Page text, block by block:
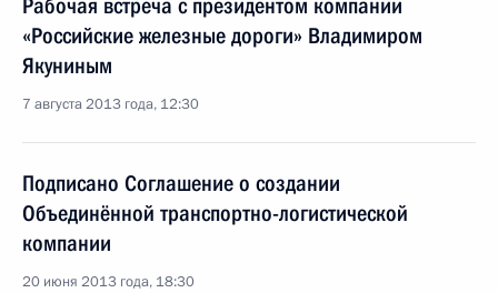
Рабочая встреча с президентом компании
«Российские железные дороги» Владимиром
Якуниным
7 августа 2013 года, 12:30
Подписано Соглашение о создании
Объединённой транспортно-логистической
компании
20 июня 2013 года, 18:30